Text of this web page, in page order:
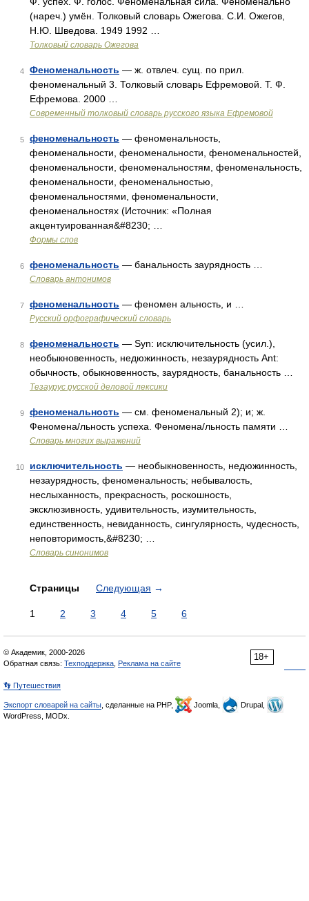
(нареч.) умён. Толковый словарь Ожегова. С.И. Ожегов,
Н.Ю. Шведова. 1949 1992 …
Толковый словарь Ожегова
4 Феноменальность — ж. отвлеч. сущ. по прил.
феноменальный 3. Толковый словарь Ефремовой. Т. Ф.
Ефремова. 2000 …
Современный толковый словарь русского языка Ефремовой
5 феноменальность — феноменальность,
феноменальности, феноменальности, феноменальностей,
феноменальности, феноменальностям, феноменальность,
феноменальности, феноменальностью,
феноменальностями, феноменальности,
феноменальностях (Источник: «Полная
акцентуированная&#8230; …
Формы слов
6 феноменальность — банальность заурядность …
Словарь антонимов
7 феноменальность — феномен альность, и …
Русский орфографический словарь
8 феноменальность — Syn: исключительность (усил.),
необыкновенность, недюжинность, незаурядность Ant:
обычность, обыкновенность, заурядность, банальность …
Тезаурус русской деловой лексики
9 феноменальность — см. феноменальный 2); и; ж.
Феномена/льность успеха. Феномена/льность памяти …
Словарь многих выражений
10 исключительность — необыкновенность, недюжинность,
незаурядность, феноменальность; небывалость,
неслыханность, прекрасность, роскошность,
эксклюзивность, удивительность, изумительность,
единственность, невиданность, сингулярность, чудесность,
неповторимость,&#8230; …
Словарь синонимов
Страницы Следующая →
1 2 3 4 5 6
18+
© Академик, 2000-2026
Обратная связь: Техподдержка Реклама на сайте
👣 Путешествия
Экспорт словарей на сайты , сделанные на PHP, Joomla,
Drupal,
WordPress, MODx.